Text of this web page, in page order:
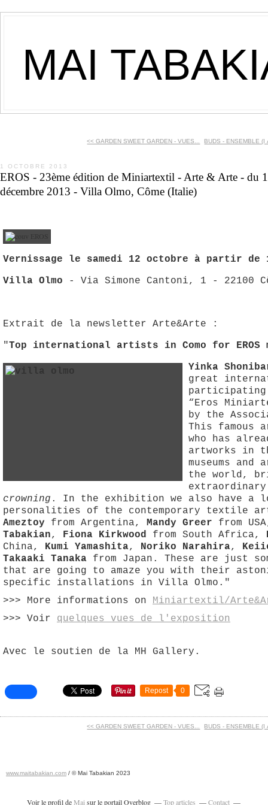
MAI
<< GARDEN SWEET GARDEN - VUES... BUDS - ENSEMBLE (I
1 OCTOBRE 2013
EROS - 23ème édition de Miniartextil - Arte & Arte - du
décembre 2013 - Villa Olmo, Côme (Italie)
Vernissage le samedi 12 octobre à partir de
Villa Olmo - Via Simone Cantoni, 1 - 22100
Extrait de la newsletter Arte&Arte :
"Top international artists in Como for
Yinka
great
“Eros
by the
This famous
who has
artworks in
museums
the world,
crowning . In the exhibition we also have a
personalities of the contemporary textile
Ameztoy from Argentina, Mandy Greer from
Tabakian, Fiona Kirkwood from South Africa,
China, Kumi Yamashita, Noriko Narahira,
Takaaki Tanaka from Japan. These are just
that are going to amaze you with their
specific installations in Villa Olmo."
>>> More informations on Miniartextil/
>>> Voir quelques vues de l'exposition
Avec le soutien de la MH Gallery.
Repost 0
<< GARDEN SWEET GARDEN - VUES... BUDS - ENSEMBLE (I
www.maitabakian.com / © Mai Tabakian 2023
Voir le profil deMai sur le portail Overblog Top articles
Contact